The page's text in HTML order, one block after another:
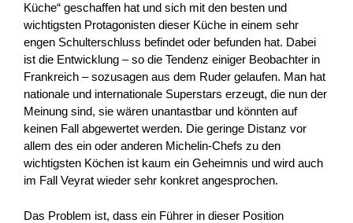
Küche“ geschaffen hat und sich mit den besten und
wichtigsten Protagonisten dieser Küche in einem sehr
engen Schulterschluss befindet oder befunden hat. Dabei
ist die Entwicklung – so die Tendenz einiger Beobachter in
Frankreich – sozusagen aus dem Ruder gelaufen. Man hat
nationale und internationale Superstars erzeugt, die nun der
Meinung sind, sie wären unantastbar und könnten auf
keinen Fall abgewertet werden. Die geringe Distanz vor
allem des ein oder anderen Michelin-Chefs zu den
wichtigsten Köchen ist kaum ein Geheimnis und wird auch
im Fall Veyrat wieder sehr konkret angesprochen.
Das Problem ist, dass ein Führer in dieser Position